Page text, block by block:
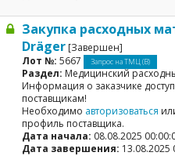
Закупка расходных
Dräger [Завершен]
Лот №: 5667 Запрос на ТМЦ (В)
Раздел: Медицинский
Информация о заказчике
поставщикам!
Необходимо авторизоваться
профиль поставщика.
Дата начала: 08.08.2025
Дата завершения: 13.08.2025